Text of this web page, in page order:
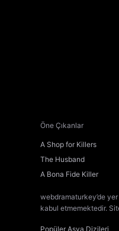
Öne Çıkanlar
A Shop for Killers
The Husband
A Bona Fide Killer
webdramaturkey’de
kabul etmemektedir.
Popüler Asya Dizileri